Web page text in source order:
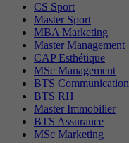
CS Sport
Master Sport
MBA Marketing
Master Management
CAP Esthétique
MSc Management
BTS Communication
BTS RH
Master Immobilier
BTS Assurance
MSc Marketing